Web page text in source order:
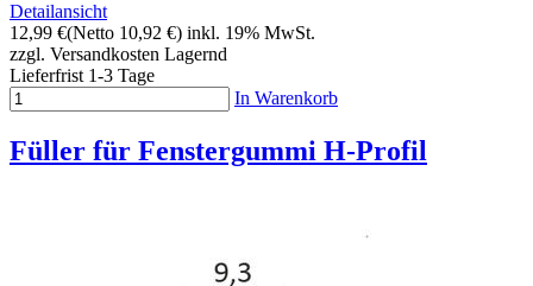
Detailansicht
12,99 €(Netto 10,92 €) inkl. 19% MwSt.
zzgl. Versandkosten Lagernd
Lieferfrist 1-3 Tage
In Warenkorb
Füller für Fenstergummi H-Profil